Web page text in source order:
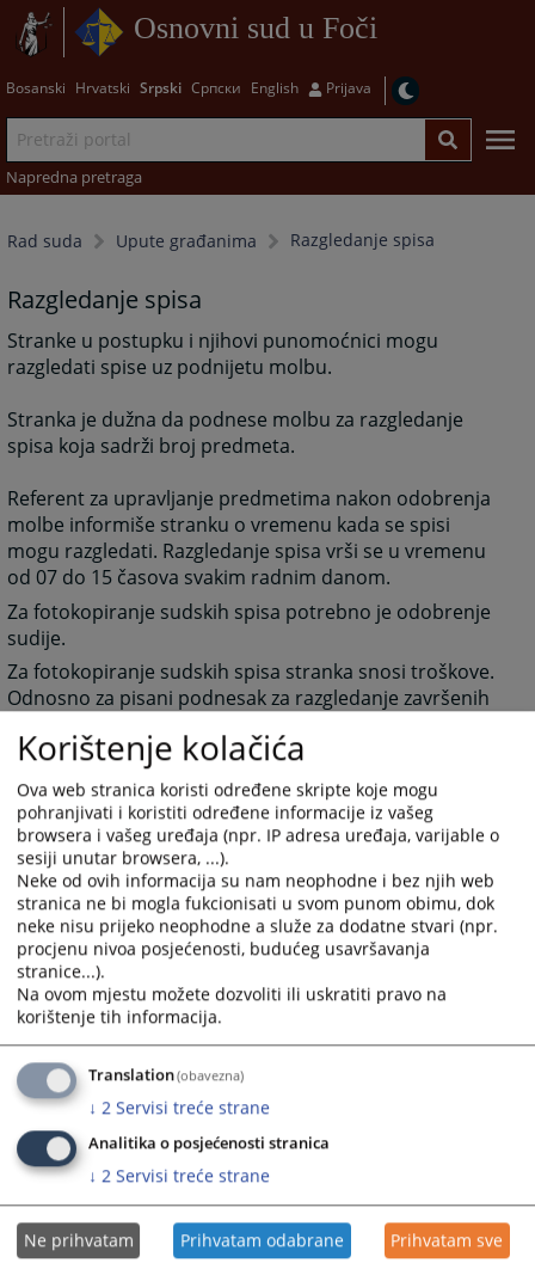
Osnovni sud u Foči
Bosanski Hrvatski Srpski Српски English Prijava
Napredna pretraga
Rad suda Upute građanima Razgledanje spisa
Razgledanje spisa
Stranke u postupku i njihovi punomoćnici mogu
razgledati spise uz podnijetu molbu.
Stranka je dužna da podnese molbu za razgledanje
spisa koja sadrži broj predmeta.
Referent za upravljanje predmetima nakon odobrenja
molbe informiše stranku o vremenu kada se spisi
mogu razgledati. Razgledanje spisa vrši se u vremenu
od 07 do 15 časova svakim radnim danom.
Za fotokopiranje sudskih spisa potrebno je odobrenje
sudije.
Za fotokopiranje sudskih spisa stranka snosi troškove.
Odnosno za pisani podnesak za razgledanje završenih
tarife.
1571PREGLEDA
Korištenje kolačića
Ova web stranica koristi određene skripte koje mogu
pohranjivati i koristiti određene informacije iz vašeg
browsera i vašeg uređaja (npr. IP adresa uređaja, varijable o
sesiji unutar browsera, ...).
Neke od ovih informacija su nam neophodne i bez njih web
stranica ne bi mogla fukcionisati u svom punom obimu, dok
neke nisu prijeko neophodne a služe za dodatne stvari (npr.
procjenu nivoa posjećenosti, budućeg usavršavanja
stranice...).
Na ovom mjestu možete dozvoliti ili uskratiti pravo na
korištenje tih informacija.
Translation(obavezna)
↓ 2 Servisi treće strane
Analitika o posjećenosti stranica
↓ 2 Servisi treće strane
Ne prihvatam Prihvatam odabrane Prihvatam sve